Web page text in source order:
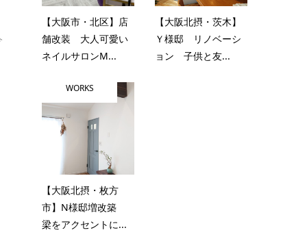
【大阪市・北区】店
舗改装 大人可愛い
ネイルサロンM...
【大阪北摂・茨木】
Ｙ様邸 リノベーシ
ョン 子供と友...
WORKS
【大阪北摂・枚方
市】N様邸増改築
梁をアクセントに...